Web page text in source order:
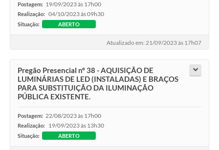
Postagem: 19/09/2023 às 17h00
Realização: 04/10/2023 às 09h30
Situação: ABERTO
Atualizado em: 21/09/2023 às 17h07
Pregão Presencial nº 38 - AQUISIÇÃO DE
LUMINÁRIAS DE LED (INSTALADAS) E BRAÇOS
PARA SUBSTITUIÇÃO DA ILUMINAÇÃO
PÚBLICA EXISTENTE.
Postagem: 22/08/2023 às 17h00
Realização: 19/09/2023 às 13h30
Situação: ABERTO